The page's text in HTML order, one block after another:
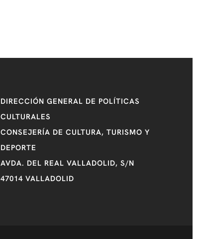
DIRECCIÓN GENERAL DE POLÍTICAS
CULTURALES
CONSEJERÍA DE CULTURA, TURISMO Y
DEPORTE
AVDA. DEL REAL VALLADOLID, S/N
47014 VALLADOLID